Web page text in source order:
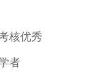
核优秀
者